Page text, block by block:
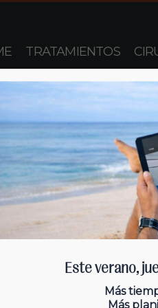
TRATAMIENTOS
Este verano,
Más
Más